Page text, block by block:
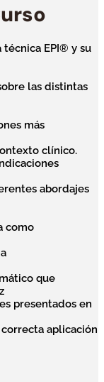
EPI® y su
las distintas
más
clínico.
abordajes
como
que
presentados en
aplicación